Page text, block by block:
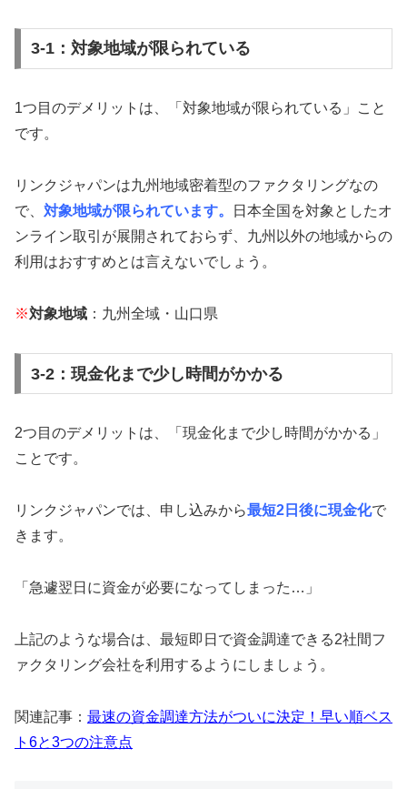
3-1：対象地域が限られている
1つ目のデメリットは、「対象地域が限られている」こと
です。
リンクジャパンは九州地域密着型のファクタリングなの
で、 対象地域が限られています。
日本全国を対象としたオ
ンライン取引が展開されておらず、九州以外の地域からの
利用はおすすめとは言えないでしょう。
※対象地域 ：九州全域・山口県
3-2：現金化まで少し時間がかかる
2つ目のデメリットは、「現金化まで少し時間がかかる」
ことです。
リンクジャパンでは、申し込みから最短2日後に現金化で
きます。
「急遽翌日に資金が必要になってしまった…」
上記のような場合は、最短即日で資金調達できる2社間フ
ァクタリング会社を利用するようにしましょう。
関連記事： 最速の資金調達方法がついに決定！早い順ベス
ト6と3つの注意点